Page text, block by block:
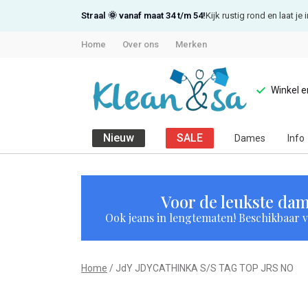
Straal 🌞 vanaf maat 34 t/m 54!Kijk rustig rond en laat je
Home Over ons Merken
Winkel
Nieuw SALE Dames Info
JDYCATHINKA
Voor de leukste
Ook jeans in lengtematen! Beschikbaar
Home JdY JDYCATHINKA S/S TAG TOP JRS NO